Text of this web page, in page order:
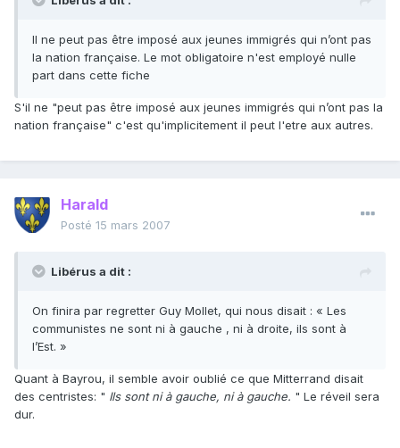
Il ne peut pas être imposé aux jeunes immigrés qui n’ont pas
la nation française. Le mot obligatoire n'est employé nulle
part dans cette fiche
S'il ne "peut pas être imposé aux jeunes immigrés qui n’ont pas la
nation française" c'est qu'implicitement il peut l'etre aux autres.
Harald
Posté 15 mars 2007
Libérus a dit :
On finira par regretter Guy Mollet, qui nous disait : « Les
communistes ne sont ni à gauche , ni à droite, ils sont à
l’Est. »
Quant à Bayrou, il semble avoir oublié ce que Mitterrand disait
des centristes: " Ils sont ni à gauche, ni à gauche. " Le réveil sera
dur.